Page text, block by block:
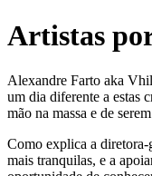
Artistas
Alexandre Farto aka
um dia diferente a estas
mão na massa e de
Como explica a diretora-
mais tranquilas, e a